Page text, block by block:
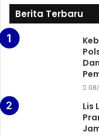
Berita Terbaru
Lis